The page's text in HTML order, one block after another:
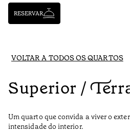
RESERVAR
VOLTAR A TODOS OS QUARTOS
Superior /
Um quarto que convida a viver o
intensidade do interior.